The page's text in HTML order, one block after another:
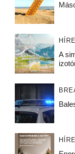
A